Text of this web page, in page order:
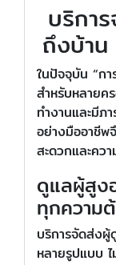
บริกา
ถึงบ้า
ในปัจจุบัน “ก
สำหรับหลายค
ทำงานและมีภ
อย่างมืออาชีพ
สะดวกและคว
ดูแลผู้สูง
ทุกความ
บริการจัดส่งผู้
หลายรูปแบบ ไ